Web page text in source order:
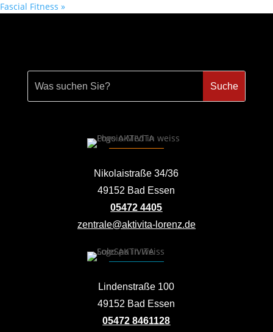
Fascial Fitness »
Nikolaistraße 34/36
49152 Bad Essen
05472 4405
zentrale@aktivita-lorenz.de
Lindenstraße 100
49152 Bad Essen
05472 8461128